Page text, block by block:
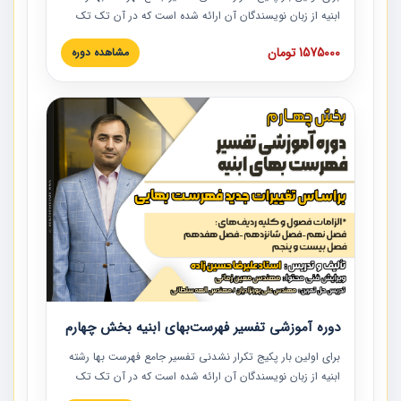
ابنیه از زبان نویسندگان آن ارائه شده است که در آن تک تک
ردیف ها و مطالب فهرست بها تفسیر و ارائه شده است. این
دوره به صورت کامل تصویری بوده و به همراه تصاویر عملیات
دوره با کلام مهندس علیرضاحسین‌زاده مدیر پروژه مهندسی
مشاور در امر بازنگری فهرست بها رشته ابنیه ارائه شده و به تمام
همکارانی که در حوزه صنعت ساخت در حال فعالیت هستند حتما
توصیه می کنیم از مطالب این دوره استفاده نمایند.
1575000 تومان مشاهده دوره
دوره آموزشی تفسیر فهرست‌بهای ابنیه بخش چهارم
برای اولین بار پکیج تکرار نشدنی تفسیر جامع فهرست بها رشته
ابنیه از زبان نویسندگان آن ارائه شده است که در آن تک تک
ردیف ها و مطالب فهرست بها تفسیر و ارائه شده است. این